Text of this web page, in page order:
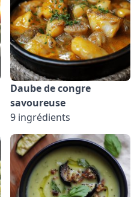
Daube de congre
savoureuse
9 ingrédients